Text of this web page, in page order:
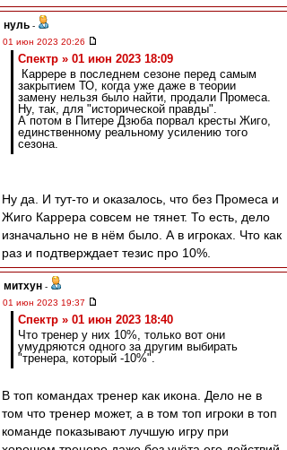
нуль -
01 июн 2023 20:26
Спектр » 01 июн 2023 18:09
Каррере в последнем сезоне перед самым
закрытием ТО, когда уже даже в теории
замену нельзя было найти, продали Промеса.
Ну, так, для "исторической правды".
А потом в Питере Дзюба порвал кресты Жиго,
единственному реальному усилению того
сезона.
Ну да. И тут-то и оказалось, что без Промеса и
Жиго Каррера совсем не тянет. То есть, дело
изначально не в нём было. А в игроках. Что как
раз и подтверждает тезис про 10%.
митхун -
01 июн 2023 19:37
Спектр » 01 июн 2023 18:40
Что тренер у них 10%, только вот они
умудряются одного за другим выбирать
"тренера, который -10%".
В топ командах тренер как икона. Дело не в
том что тренер может, а в том топ игроки в топ
команде показывают лучшую игру при